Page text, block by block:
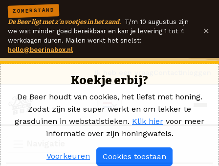
ZOMERSTAND
De Beer ligt met z'n voetjes in het zand. T/m 10 augustus zijn
we wat minder goed bereikbaar en kan je levering 1 tot 4
werkdagen duren. Mailen werkt het snelst:
hello@beerinabox.nl
×
Koekje erbij?
De Beer houdt van cookies, het liefst met honing.
Zodat zijn site super werkt en om lekker te
grasduinen in webstatistieken. Klik hier voor meer
informatie over zijn honingwafels.
Voorkeuren Cookies toestaan